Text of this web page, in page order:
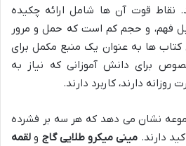
نقاط قوت آن ها شامل ارائه چکیده
فهم، و حجم کم است که حمل و مرور
ها به عنوان یک منبع مکمل برای
برای دانش آموزانی که نیاز به
دارند، کاربرد دارند.
نشان می دهد که هر سه بر فشرده
دارند. مینی میکرو طلایی گاج و لقمه